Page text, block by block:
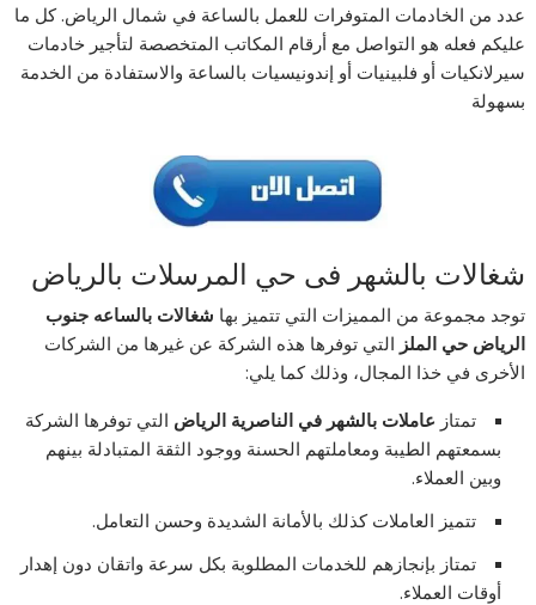
عدد من الخادمات المتوفرات للعمل بالساعة في شمال الرياض. كل ما
عليكم فعله هو التواصل مع أرقام المكاتب المتخصصة لتأجير خادمات
سيرلانكيات أو فلبينيات أو إندونيسيات بالساعة والاستفادة من الخدمة
بسهولة
شغالات بالشهر فى حي المرسلات بالرياض
توجد مجموعة من المميزات التي تتميز بها شغالات بالساعه جنوب
الرياض حي الملز التي توفرها هذه الشركة عن غيرها من الشركات
الأخرى في خذا المجال، وذلك كما يلي:
تمتاز عاملات بالشهر في الناصرية الرياض التي توفرها الشركة
بسمعتهم الطيبة ومعاملتهم الحسنة ووجود الثقة المتبادلة بينهم
وبين العملاء.
تتميز العاملات كذلك بالأمانة الشديدة وحسن التعامل.
تمتاز بإنجازهم للخدمات المطلوبة بكل سرعة واتقان دون إهدار
أوقات العملاء.